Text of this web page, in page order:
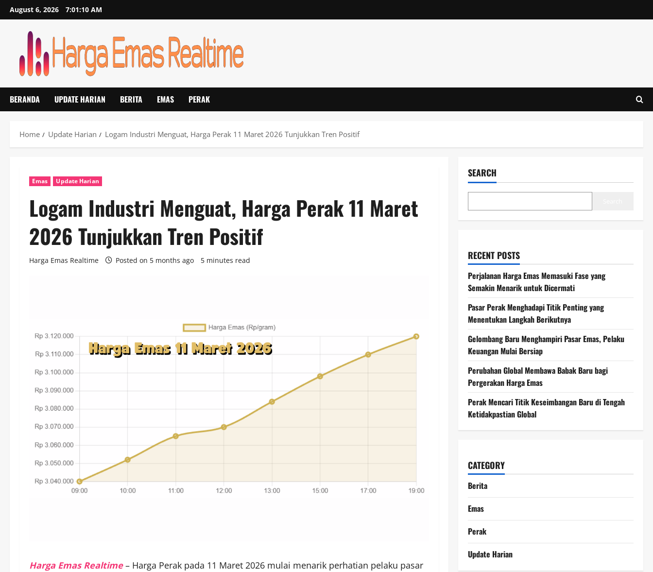
Skip
to
August 6, 2026 7:01:11 AM
BERANDA UPDATE HARIAN BERITA EMAS PERAK
Home Update Harian Logam Industri Menguat, Harga Perak 11 Maret 2026 Tunjukkan Tren Positif
Emas Update Harian
Logam Industri Menguat, Harga Perak 11 Maret
2026 Tunjukkan Tren Positif
Harga Emas Realtime Posted on 5 months ago 5 minutes read
Harga Emas Realtime– Harga Perak pada 11 Maret 2026 mulai menarik perhatian pelaku pasar
SEARCH
RECENT POSTS
Perjalanan Harga Emas Memasuki Fase yang
Semakin Menarik untuk Dicermati
Pasar Perak Menghadapi Titik Penting yang
Menentukan Langkah Berikutnya
Gelombang Baru Menghampiri Pasar Emas, Pelaku
Keuangan Mulai Bersiap
Perubahan Global Membawa Babak Baru bagi
Pergerakan Harga Emas
Perak Mencari Titik Keseimbangan Baru di Tengah
Ketidakpastian Global
CATEGORY
Berita
Emas
Perak
Update Harian